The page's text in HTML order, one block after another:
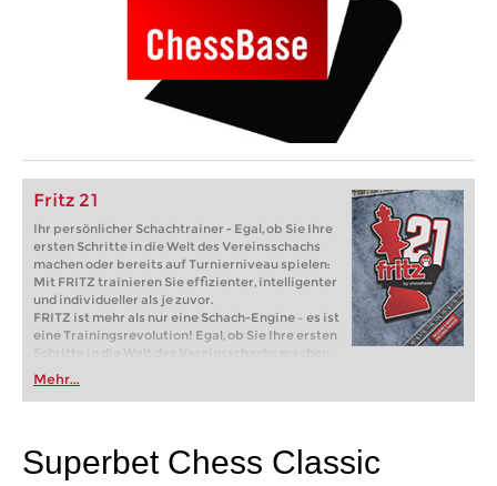
Fritz 21
Ihr persönlicher Schachtrainer - Egal, ob Sie Ihre
ersten Schritte in die Welt des Vereinsschachs
machen oder bereits auf Turnierniveau spielen:
Mit FRITZ trainieren Sie effizienter, intelligenter
und individueller als je zuvor.
FRITZ ist mehr als nur eine Schach-Engine – es ist
eine Trainingsrevolution! Egal, ob Sie Ihre ersten
Schritte in die Welt des Vereinsschachs machen
oder bereits auf Turnierniveau spielen: Mit
FRITZ trainieren Sie effizienter, intelligenter und
individueller als je zuvor.
Mehr...
Superbet Chess Classic